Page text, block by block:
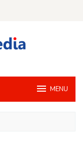
MENU